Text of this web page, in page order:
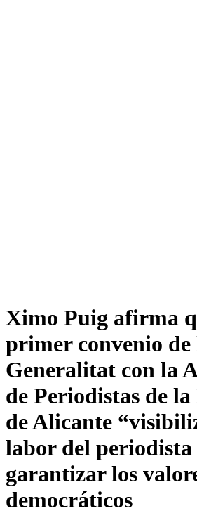
Ximo Puig afirma
primer convenio de
Generalitat con la
de Periodistas de
de Alicante
labor del
garantizar los
democráticos